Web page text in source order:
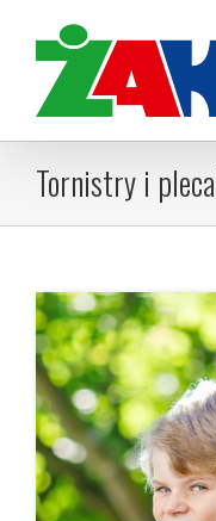
content
Tornistry i